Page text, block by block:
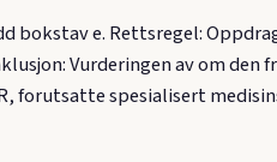
bokstav e. Rettsregel:
Vurderingen av om
forutsatte spesialisert